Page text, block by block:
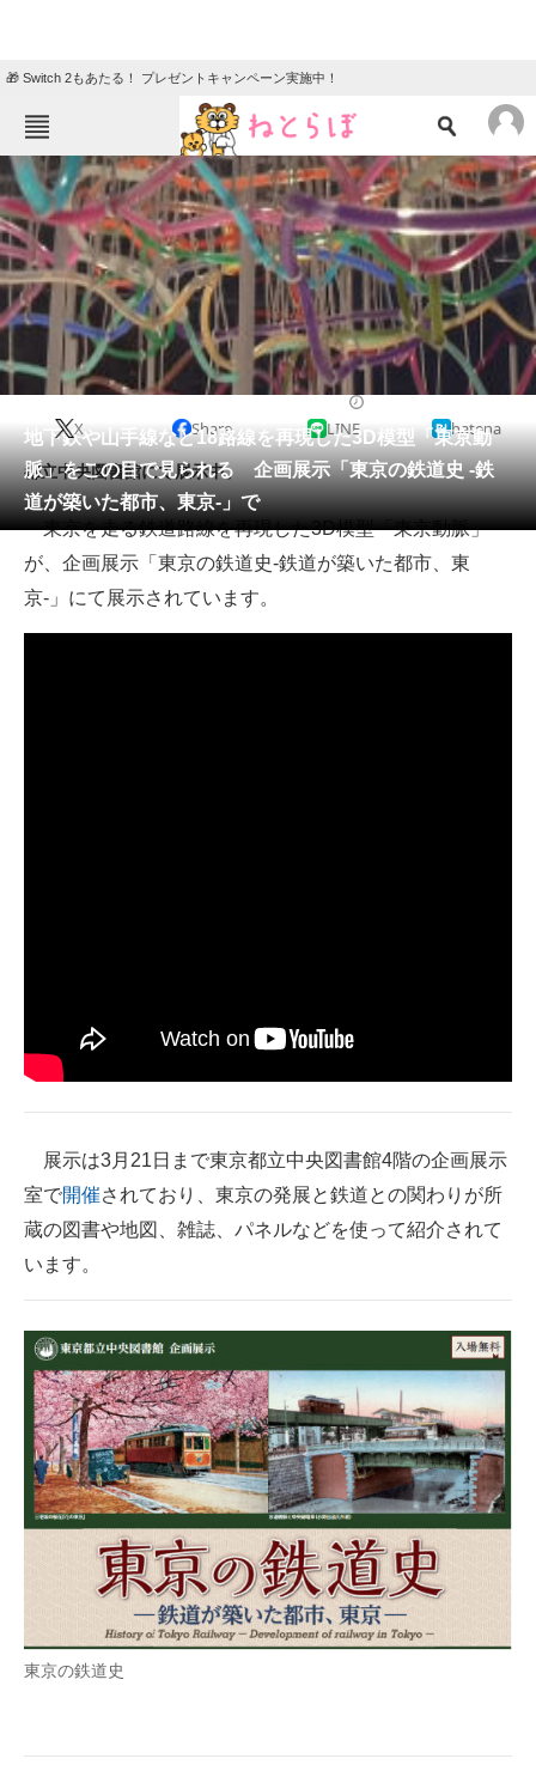
🎁 Switch 2もあたる！ プレゼントキャンペーン実施中！
ねとらぼメニュー
TOP ニュース
エンタメ クイズ
グルメ 地域
教育・育児
リサーチ
会員記事
メディア
注目記事を集めた総合ページ
ITの今と未来を見通す
スマホと通信の最新トレンド
ITエンジニア向け専門サイト
IT製品の技術・比較・事例
製造業のIT導入・活用を支援
モノづくり技術者専門サイト
電子設計の基本と応用
エネルギーの専門メディア
建設×テクノロジーの最前線
ちょっと気になるネットの話題
地下鉄や山手線など18路線を再現した3D模型「東京動
脈」をこの目で見られる 企画展示「東京の鉄道史 -鉄
道が築いた都市、東京-」で
X Share LINE hatena
都立中央図書館にて展示中。
東京を走る鉄道路線を再現した3D模型「東京動脈」
が、企画展示「東京の鉄道史-鉄道が築いた都市、東
京-」にて展示されています。
展示は3月21日まで東京都立中央図書館4階の企画展示
室で開催されており、東京の発展と鉄道との関わりが所
蔵の図書や地図、雑誌、パネルなどを使って紹介されて
います。
東京の鉄道史